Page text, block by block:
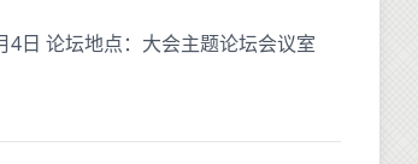
日 论坛地点：大会主题论坛会议室